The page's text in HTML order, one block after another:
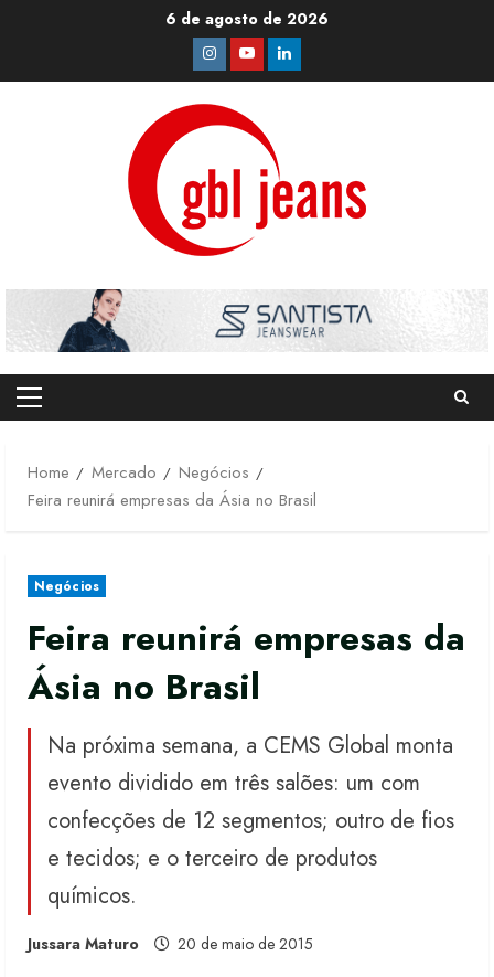
6 de agosto de 2026
Instagram
YoutubeLinkedin
Primary
Home
Mercado
Negócios
Feira reunirá empresas da Ásia no Brasil
Negócios
Feira reunirá empresas da
Ásia no Brasil
Na próxima semana, a CEMS Global monta
evento dividido em três salões: um com
confecções de 12 segmentos; outro de fios
e tecidos; e o terceiro de produtos
químicos.
Jussara Maturo 20 de maio de 2015